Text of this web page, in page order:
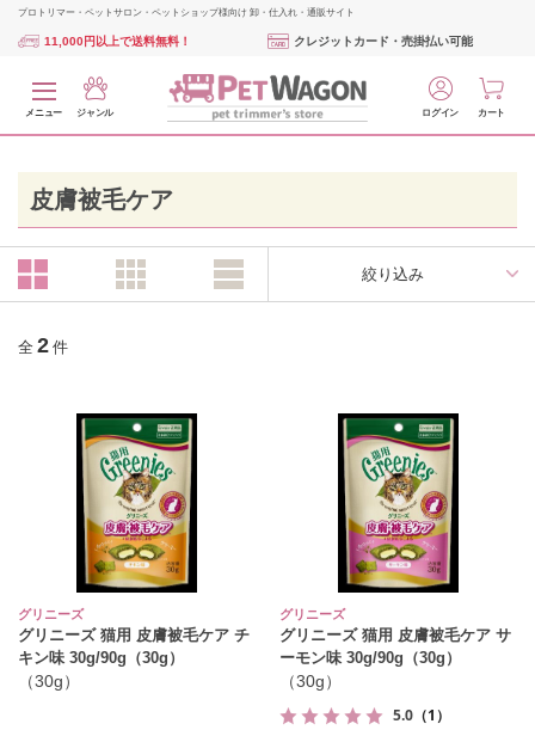
プロトリマー・ペットサロン・ペットショップ様向け 卸・仕入れ・通販サイト
11,000円以上で送料無料！ クレジットカード・売掛払い可能
メニュー ジャンル ログイン カート
皮膚被毛ケア
絞り込み
全 2 件
グリニーズ
グリニーズ 猫用 皮膚被毛ケア チ
キン味 30g/90g（30g）
（30g）
グリニーズ
グリニーズ 猫用 皮膚被毛ケア サ
ーモン味 30g/90g（30g）
（30g）
5.0 （1）